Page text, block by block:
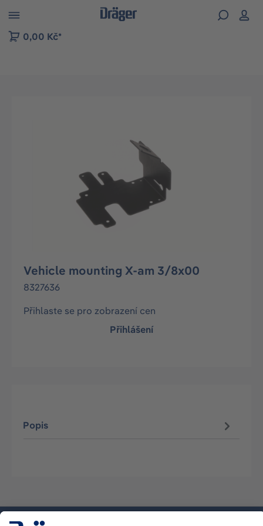
to B2B platform navigation
0,00 Kč*
Vehicle mounting X-am 3/8x00
8327636
Přihlaste se pro zobrazení cen
Přihlášení
Popis